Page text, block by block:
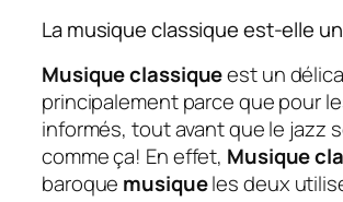
La musique classique est-elle
Musique classiqueest un
principalement parce que pour
informés, tout avant que le jazz
comme ça! En effet, Musique
baroque musiqueles deux